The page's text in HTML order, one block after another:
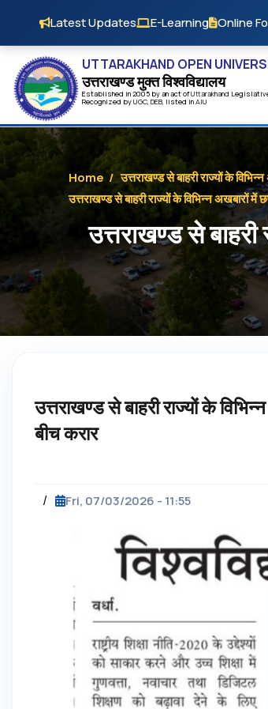
Latest Updates E-Learning Online
UTTARAKHAND OPEN
उत्तराखण्ड मुक्त विश्‍वविद्यालय
Established in 2005 by an act ofUttarakhand
Recognized byUGC, DEB, listed inAIU
Home/ उत्तराखण्ड से बाहरी राज्यों के
उत्तराखण्ड से बाहरी राज्यों के विभिन्न अखबारों में
उत्तराखण्ड से
उत्तराखण्ड से बाहरी राज्यों के
बीच करार
/ Fri, 07/03/2026 - 11:55